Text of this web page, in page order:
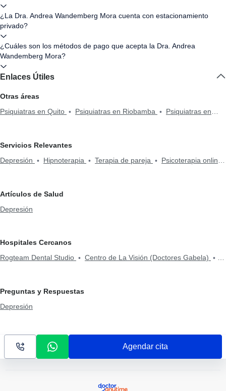
¿La Dra. Andrea Wandemberg Mora cuenta con estacionamiento
privado?
¿Cuáles son los métodos de pago que acepta la Dra. Andrea
Wandemberg Mora?
Enlaces Útiles
Otras áreas
Psiquiatras en Quito
Psiquiatras en Riobamba
Psiquiatras en
Servicios Relevantes
Depresión
Hipnoterapia Terapia de pareja
Psicoterapia online
Artículos de Salud
Depresión
Hospitales Cercanos
Rogteam Dental Studio
Centro de La Visión (Doctores Gabela)
Meditrópoli
Rgp Orthodentis
Business Center
Centro Quirúrgico Da Vinci
Fortune Plaza Torre Alemania
Consultorio Quito
Hospital de los Valles Medical Vision UIO
Preguntas y Respuestas
Depresión
Agendar cita